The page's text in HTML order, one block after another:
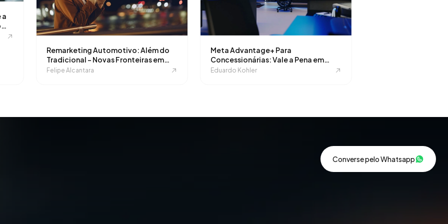
a
Remarketing Automotivo: Além do
Tradicional - Novas Fronteiras em
2025
Felipe Alcantara
Meta Advantage+ Para
Concessionárias: Vale a Pena em
2025?
Eduardo Kohler
Converse pelo Whatsapp